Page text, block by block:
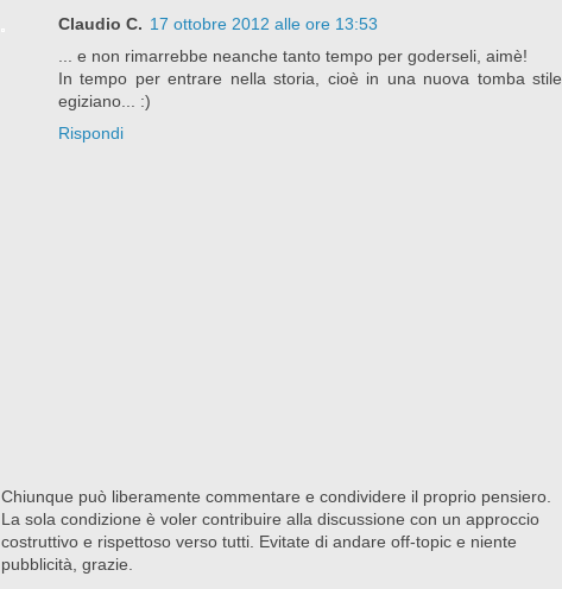
Claudio C. 17 ottobre 2012 alle ore 13:53
... e non rimarrebbe neanche tanto tempo per goderseli, aimè!
In tempo per entrare nella storia, cioè in una nuova tomba stile
egiziano... :)
Rispondi
Chiunque può liberamente commentare e condividere il proprio pensiero.
La sola condizione è voler contribuire alla discussione con un approccio
costruttivo e rispettoso verso tutti. Evitate di andare off-topic e niente
pubblicità, grazie.